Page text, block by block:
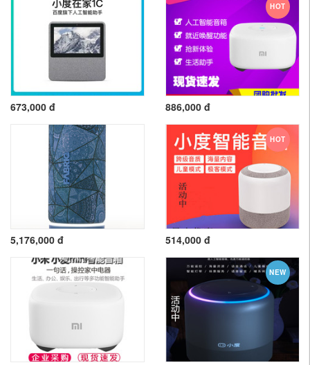
673,000 đ
HOT
886,000 đ
5,176,000 đ
HOT
514,000 đ
NEW